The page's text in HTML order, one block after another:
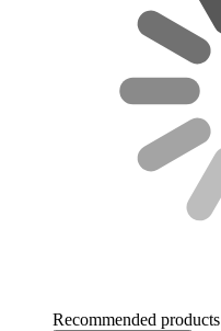
Recommended products